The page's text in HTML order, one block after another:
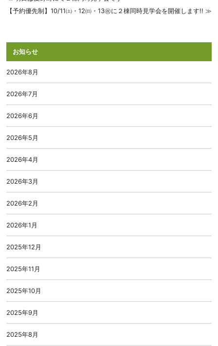
【予約優先制】10/11㈯・12㈰・13㊗に２棟同時見学会を開催します!!
お知らせ
2026年8月
2026年7月
2026年6月
2026年5月
2026年4月
2026年3月
2026年2月
2026年1月
2025年12月
2025年11月
2025年10月
2025年9月
2025年8月